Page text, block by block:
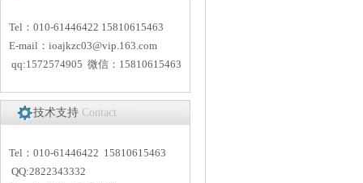
Tel：010-61446422 15810615463
E-mail： ioajkzc03@vip.163.com
qq:1572574905 微信：15810615463
技术支持 Contact
Tel：010-61446422 15810615463
QQ:2822343332